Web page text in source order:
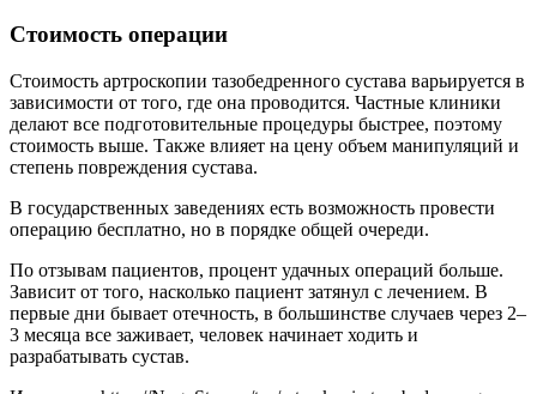
Стоимость операции
Стоимость артроскопии тазобедренного сустава варьируется в
зависимости от того, где она проводится. Частные клиники
делают все подготовительные процедуры быстрее, поэтому
стоимость выше. Также влияет на цену объем манипуляций и
степень повреждения сустава.
В государственных заведениях есть возможность провести
операцию бесплатно, но в порядке общей очереди.
По отзывам пациентов, процент удачных операций больше.
Зависит от того, насколько пациент затянул с лечением. В
первые дни бывает отечность, в большинстве случаев через 2–
3 месяца все заживает, человек начинает ходить и
разрабатывать сустав.